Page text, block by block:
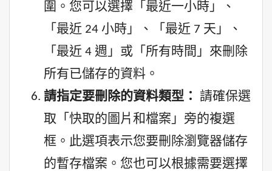
圍。您可以選擇「最近一小時」、
「最近 24 小時」、「最近 7 天」、
「最近 4 週」或「所有時間」來刪除
所有已儲存的資料。
請指定要刪除的資料類型：
請確保選
取「快取的圖片和檔案」旁的複選
框。此選項表示您要刪除瀏覽器儲存
的暫存檔案。您也可以根據需要選擇